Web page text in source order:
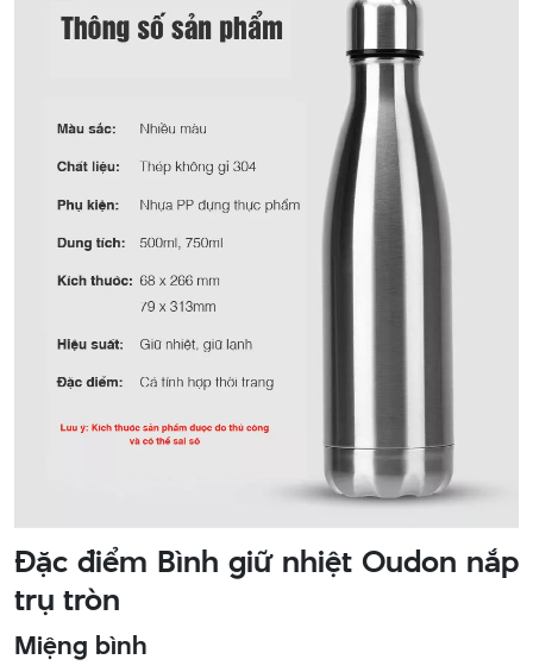
Đặc điểm Bình giữ nhiệt Oudon nắp
trụ tròn
Miệng bình